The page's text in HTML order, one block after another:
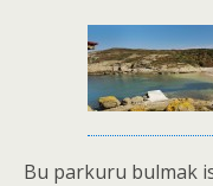
Bu parkuru bulmak